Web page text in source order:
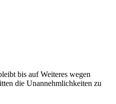
bis auf Weiteres wegen
die Unannehmlichkeiten zu